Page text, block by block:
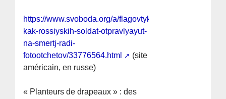
https://www.svoboda.org/a/flagovtyki-
kak-rossiyskih-soldat-otpravlyayut-
na-smertj-radi-
fotootchetov/33776564.html
(site
américain, en russe)
« Planteurs de drapeaux » : des